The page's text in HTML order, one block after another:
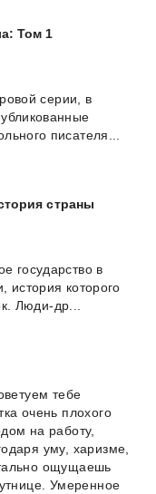
Том 1
серии,
в
писателя...
страны
государство в
история которого
Люди-др...
тебе
очень плохого
на работу,
уму, харизме,
ощущаешь
Умеренное